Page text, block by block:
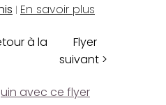
| En savoir plus
à la
Flyer
suivant >
avec ce flyer